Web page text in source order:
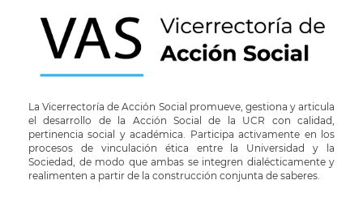
La Vicerrectoría de Acción Social promueve, gestiona y articula
el desarrollo de la Acción Social de la UCR con calidad,
pertinencia social y académica. Participa activamente en los
procesos de vinculación ética entre la Universidad y la
Sociedad, de modo que ambas se integren dialécticamente y
realimenten a partir de la construcción conjunta de saberes.